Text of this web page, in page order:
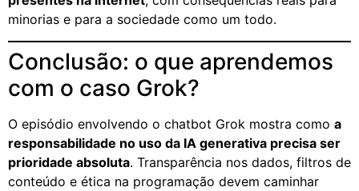
minorias e para a sociedade como um todo.
Conclusão: o que aprendemos
com o caso Grok?
O episódio envolvendo o chatbot Grok mostra como a
responsabilidade no uso da IA generativa precisa ser
prioridade absoluta. Transparência nos dados, filtros de
conteúdo e ética na programação devem caminhar